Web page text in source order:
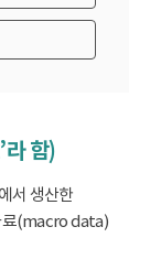
라 함)
서 생산한
료(macro data)